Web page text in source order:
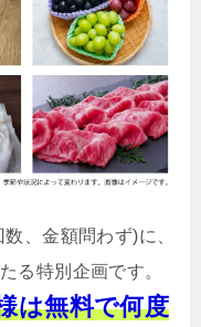
、金額問わず)に、
る特別企画です。
は無料で何度